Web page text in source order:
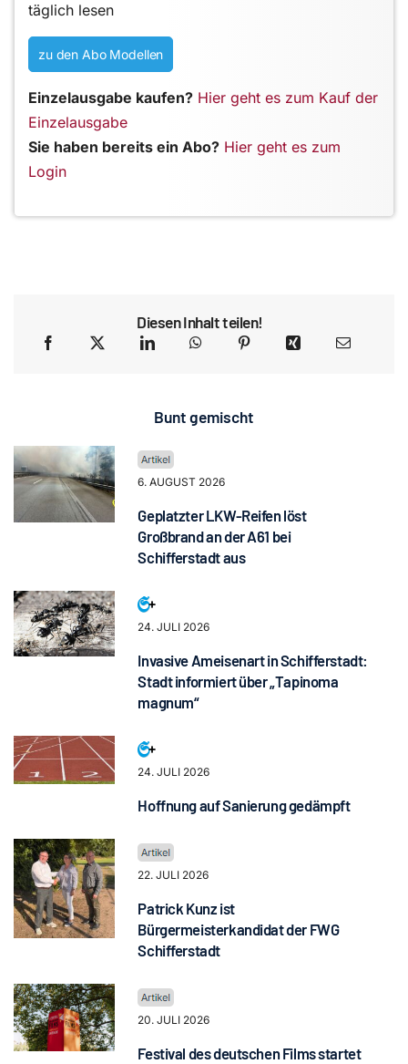
täglich lesen
zu den Abo Modellen
Einzelausgabe kaufen? Hier geht es zum Kauf der
Einzelausgabe
Sie haben bereits ein Abo? Hier geht es zum
Login
Diesen Inhalt teilen!
Bunt gemischt
6. AUGUST 2026
Geplatzter LKW-Reifen löst
Großbrand an der A61 bei
Schifferstadt aus
24. JULI 2026
Invasive Ameisenart in Schifferstadt:
Stadt informiert über „Tapinoma
magnum“
24. JULI 2026
Hoffnung auf Sanierung gedämpft
22. JULI 2026
Patrick Kunz ist
Bürgermeisterkandidat der FWG
Schifferstadt
20. JULI 2026
Festival des deutschen Films startet